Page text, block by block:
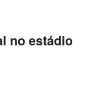
no estádio